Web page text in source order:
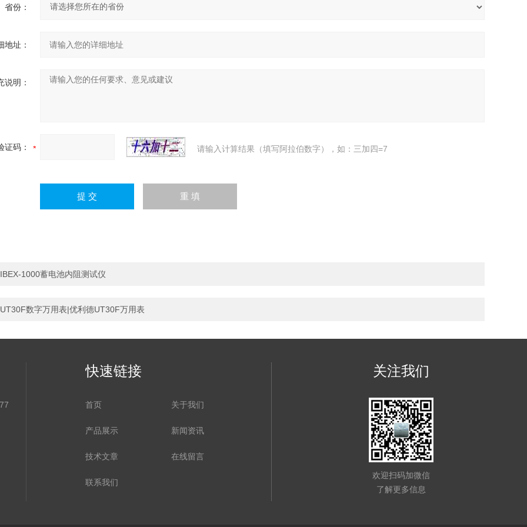
省份：
地址：
说明：
证码： 请输入计算结果（填写阿拉伯数字），如：三加四=7
IBEX-1000蓄电池内阻测试仪
UT30F数字万用表|优利德UT30F万用表
快速链接
首页 关于我们
产品展示 新闻资讯
技术文章 在线留言
联系我们
关注我们
欢迎扫码加微信
了解更多信息